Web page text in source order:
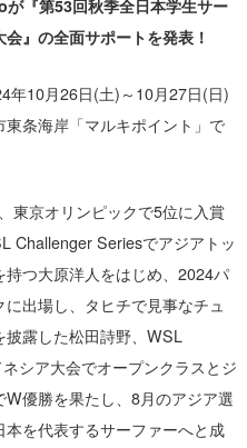
『第53回秋季全日本学生サー
』の全面サポートを発表！
年10月26日(土)～10月27日(日)
東条海岸「マルキポイント」で
東京オリンピックで5位に入賞
Challenger Seriesでアジアトッ
持つ大原洋人をはじめ、2024パ
に出場し、タヒチで見事なチュ
披露した松田詩野、WSL
シア大会でオープンクラスとジ
W優勝を果たし、8月のアジア選
本を代表するサーファーへと成
メディア
Kamio
Obata
SURF
バサダー/プロライダー
章
ッフ